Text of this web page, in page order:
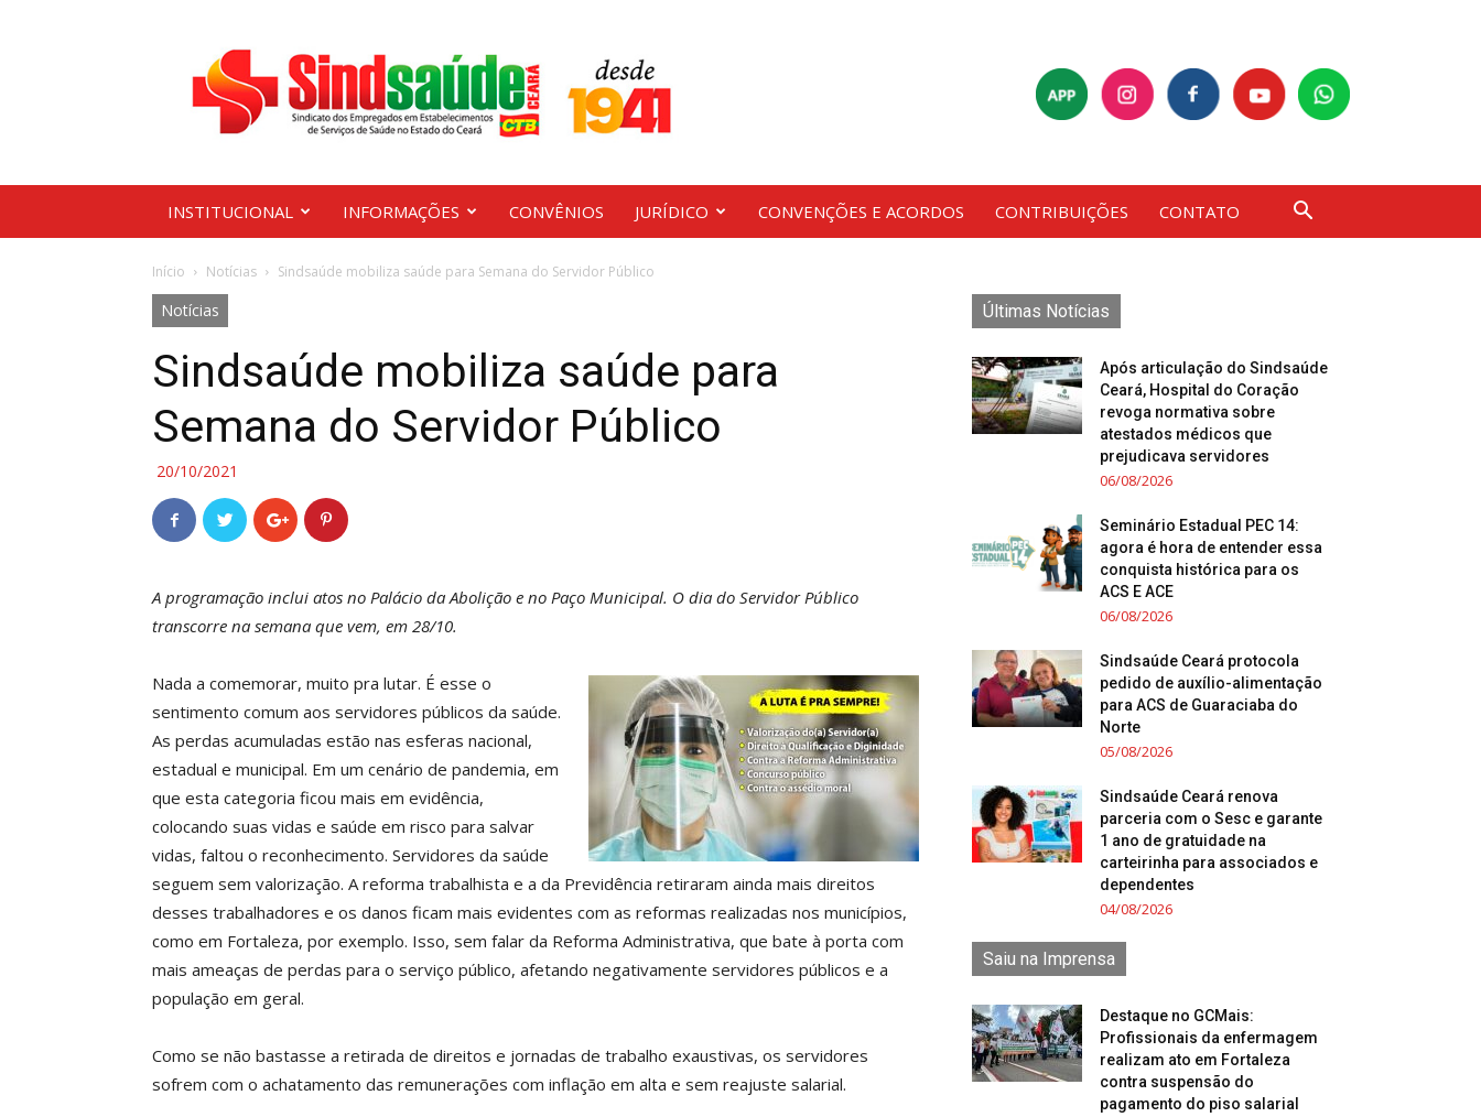
Ceará
INSTITUCIONAL INFORMAÇÕES CONVÊNIOS JURÍDICO CONVENÇÕES E ACORDOS CONTRIBUIÇÕES CONTATO
Início Notícias Sindsaúde mobiliza saúde para Semana do Servidor Público
Notícias
Sindsaúde mobiliza saúde para
Semana do Servidor Público
20/10/2021
A programação inclui atos no Palácio da Abolição e no Paço Municipal. O dia do Servidor Público
transcorre na semana que vem, em 28/10.
Nada a comemorar, muito pra lutar. É esse o
sentimento comum aos servidores públicos da saúde.
As perdas acumuladas estão nas esferas nacional,
estadual e municipal. Em um cenário de pandemia, em
que esta categoria ficou mais em evidência,
colocando suas vidas e saúde em risco para salvar
vidas, faltou o reconhecimento. Servidores da saúde
seguem sem valorização. A reforma trabalhista e a da Previdência retiraram ainda mais direitos
desses trabalhadores e os danos ficam mais evidentes com as reformas realizadas nos municípios,
como em Fortaleza, por exemplo. Isso, sem falar da Reforma Administrativa, que bate à porta com
mais ameaças de perdas para o serviço público, afetando negativamente servidores públicos e a
população em geral.
Como se não bastasse a retirada de direitos e jornadas de trabalho exaustivas, os servidores
sofrem com o achatamento das remunerações com inflação em alta e sem reajuste salarial.
Últimas Notícias
Após articulação do Sindsaúde
Ceará, Hospital do Coração
revoga normativa sobre
atestados médicos que
prejudicava servidores
06/08/2026
Seminário Estadual PEC 14:
agora é hora de entender essa
conquista histórica para os
ACS E ACE
06/08/2026
Sindsaúde Ceará protocola
pedido de auxílio-alimentação
para ACS de Guaraciaba do
Norte
05/08/2026
Sindsaúde Ceará renova
parceria com o Sesc e garante
1 ano de gratuidade na
carteirinha para associados e
dependentes
04/08/2026
Saiu na Imprensa
Destaque no GCMais:
Profissionais da enfermagem
realizam ato em Fortaleza
contra suspensão do
pagamento do piso salarial